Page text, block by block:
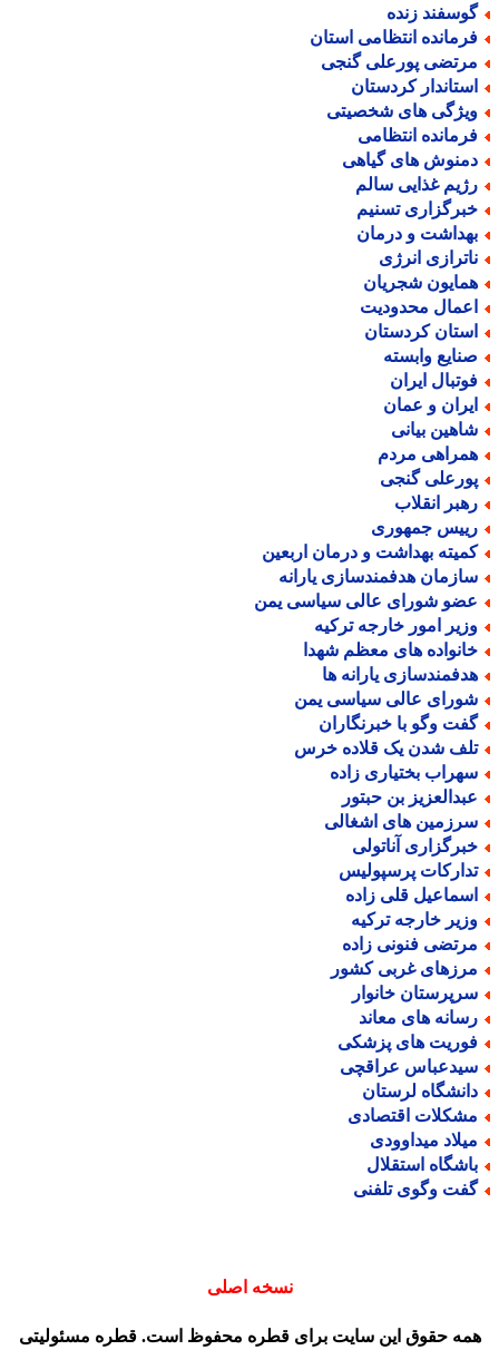
زنده
انتظامی استان
پورعلی گنجی
کردستان
های شخصیتی
انتظامی
های گیاهی
غذایی سالم
تسنیم
و درمان
انرژی
شجریان
محدودیت
کردستان
وابسته
ایران
و عمان
بیانی
مردم
گنجی
انقلاب
جمهوری
بهداشت و درمان اربعین
هدفمندسازی یارانه
شورای عالی سیاسی یمن
امور خارجه ترکیه
های معظم شهدا
یارانه ها
عالی سیاسی یمن
وگو با خبرنگاران
شدن یک قلاده خرس
بختیاری زاده
بن حبتور
های اشغالی
آناتولی
پرسپولیس
قلی زاده
خارجه ترکیه
فنونی زاده
غربی کشور
خانوار
های معاند
های پزشکی
عراقچی
لرستان
اقتصادی
میداوودی
استقلال
وگوی تلفنی
نسخه اصلی
حقوق این سایت برای قطره محفوظ است. قطره مسئولیتی